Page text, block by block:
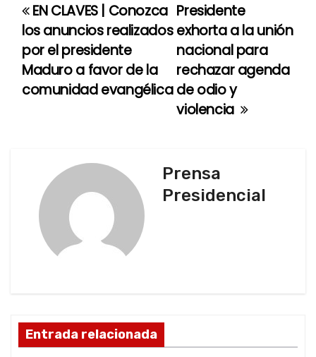
N
a
v
e
Presidente
exhorta a la unión
nacional para
rechazar agenda
de odio y
violencia
EN CLAVES | Conozca
los anuncios realizados
por el presidente
Maduro a favor de la
comunidad evangélica
Prensa
Presidencial
Entrada relacionada